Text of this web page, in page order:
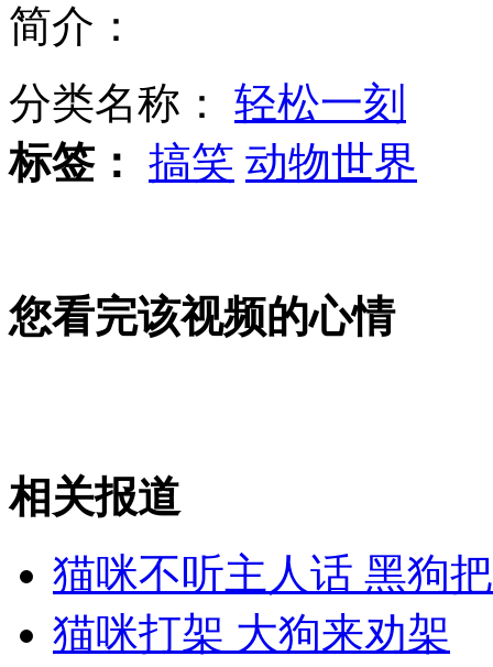
韩足协就球员打标语事件道歉
美国德州枪击案枪手身份确认
悍匪周克华被击毙 南京市民松口气
山西运城恶犬咬伤多人 警民合力深夜将其击毙
简介：
分类名称： 轻松一刻
标签： 搞笑 动物世界
您看完该视频的心情
相关报道
猫咪不听主人话 黑狗
猫咪打架 大狗来劝架